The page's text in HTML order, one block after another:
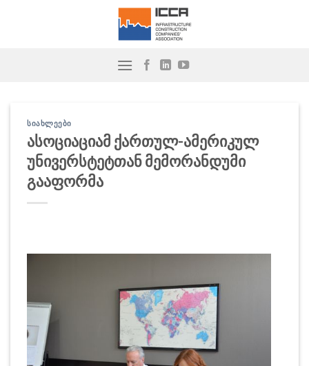
ᲡᲘᲐᲮᲚᲔᲔᲑᲘ
ასოციაციამ ქართულ-ამერიკულ
უნივერსტეტთან მემორანდუმი
გააფორმა